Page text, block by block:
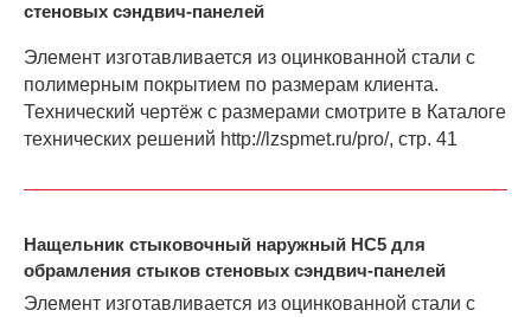
стеновых сэндвич-панелей
Элемент изготавливается из оцинкованной стали с
полимерным покрытием по размерам клиента.
Технический чертёж с размерами смотрите в Каталоге
технических решений http://lzspmet.ru/pro/, стр. 41
Нащельник стыковочный наружный НС5 для
обрамления стыков стеновых сэндвич-панелей
Элемент изготавливается из оцинкованной стали с